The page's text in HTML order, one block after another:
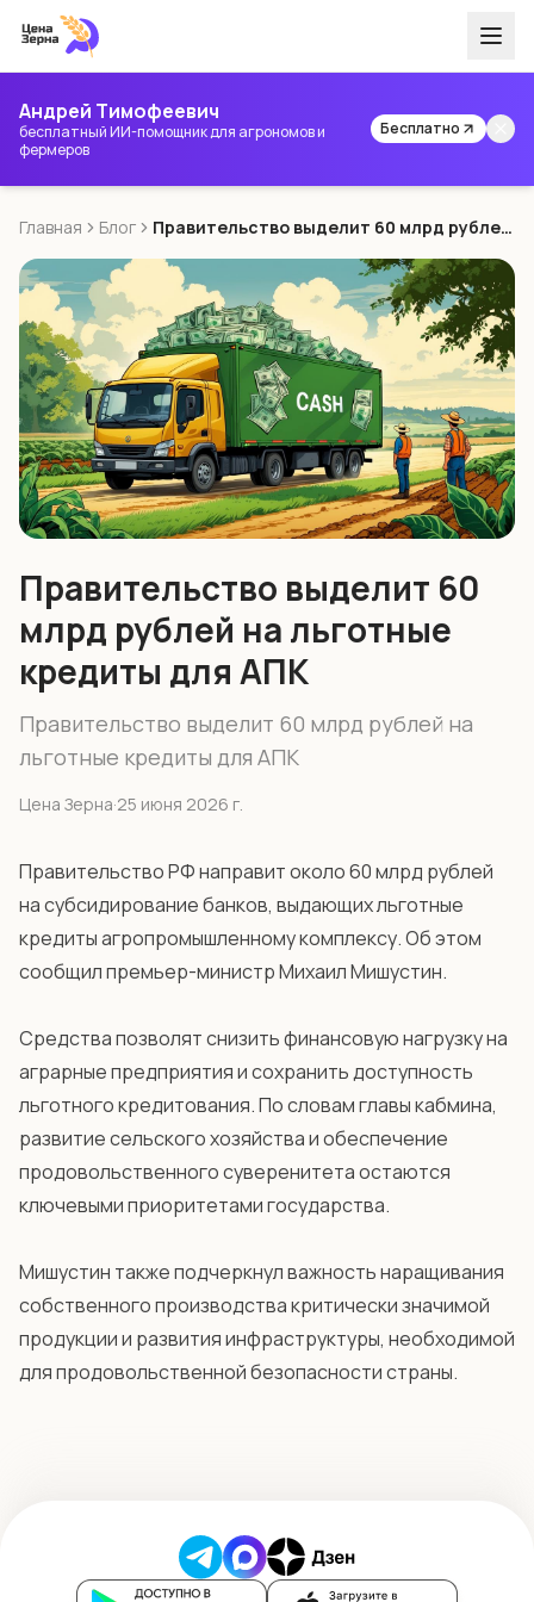
Андрей Тимофеевич
бесплатный ИИ-помощник для агрономов и
фермеров
Бесплатно
Главная Блог Правительство выделит 60 млрд рублей на льготные кредиты для АПК
Правительство выделит 60
млрд рублей на льготные
кредиты для АПК
Правительство выделит 60 млрд рублей на
льготные кредиты для АПК
Цена Зерна·25 июня 2026 г.
Правительство РФ направит около 60 млрд рублей
на субсидирование банков, выдающих льготные
кредиты агропромышленному комплексу. Об этом
сообщил премьер-министр Михаил Мишустин.
Средства позволят снизить финансовую нагрузку на
аграрные предприятия и сохранить доступность
льготного кредитования. По словам главы кабмина,
развитие сельского хозяйства и обеспечение
продовольственного суверенитета остаются
ключевыми приоритетами государства.
Мишустин также подчеркнул важность наращивания
собственного производства критически значимой
продукции и развития инфраструктуры, необходимой
для продовольственной безопасности страны.